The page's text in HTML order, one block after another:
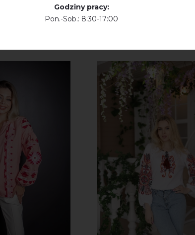
Godziny pracy:
Pon.-Sob.: 8:30-17:00